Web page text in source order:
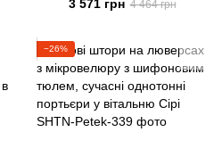
см, модні оксамитові портьєри
3 571 грн 4 464 грн
−26%